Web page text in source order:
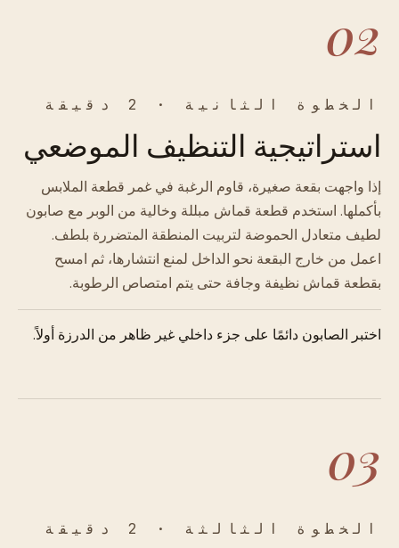
02
الخطوة الثانية · 2 دقيقة
استراتيجية التنظيف الموضعي
إذا واجهت بقعة صغيرة، قاوم الرغبة في غمر قطعة الملابس
بأكملها. استخدم قطعة قماش مبللة وخالية من الوبر مع صابون
لطيف متعادل الحموضة لتربيت المنطقة المتضررة بلطف.
اعمل من خارج البقعة نحو الداخل لمنع انتشارها، ثم امسح
بقطعة قماش نظيفة وجافة حتى يتم امتصاص الرطوبة.
اختبر الصابون دائمًا على جزء داخلي غير ظاهر من الدرزة أولاً.
03
الخطوة الثالثة · 2 دقيقة